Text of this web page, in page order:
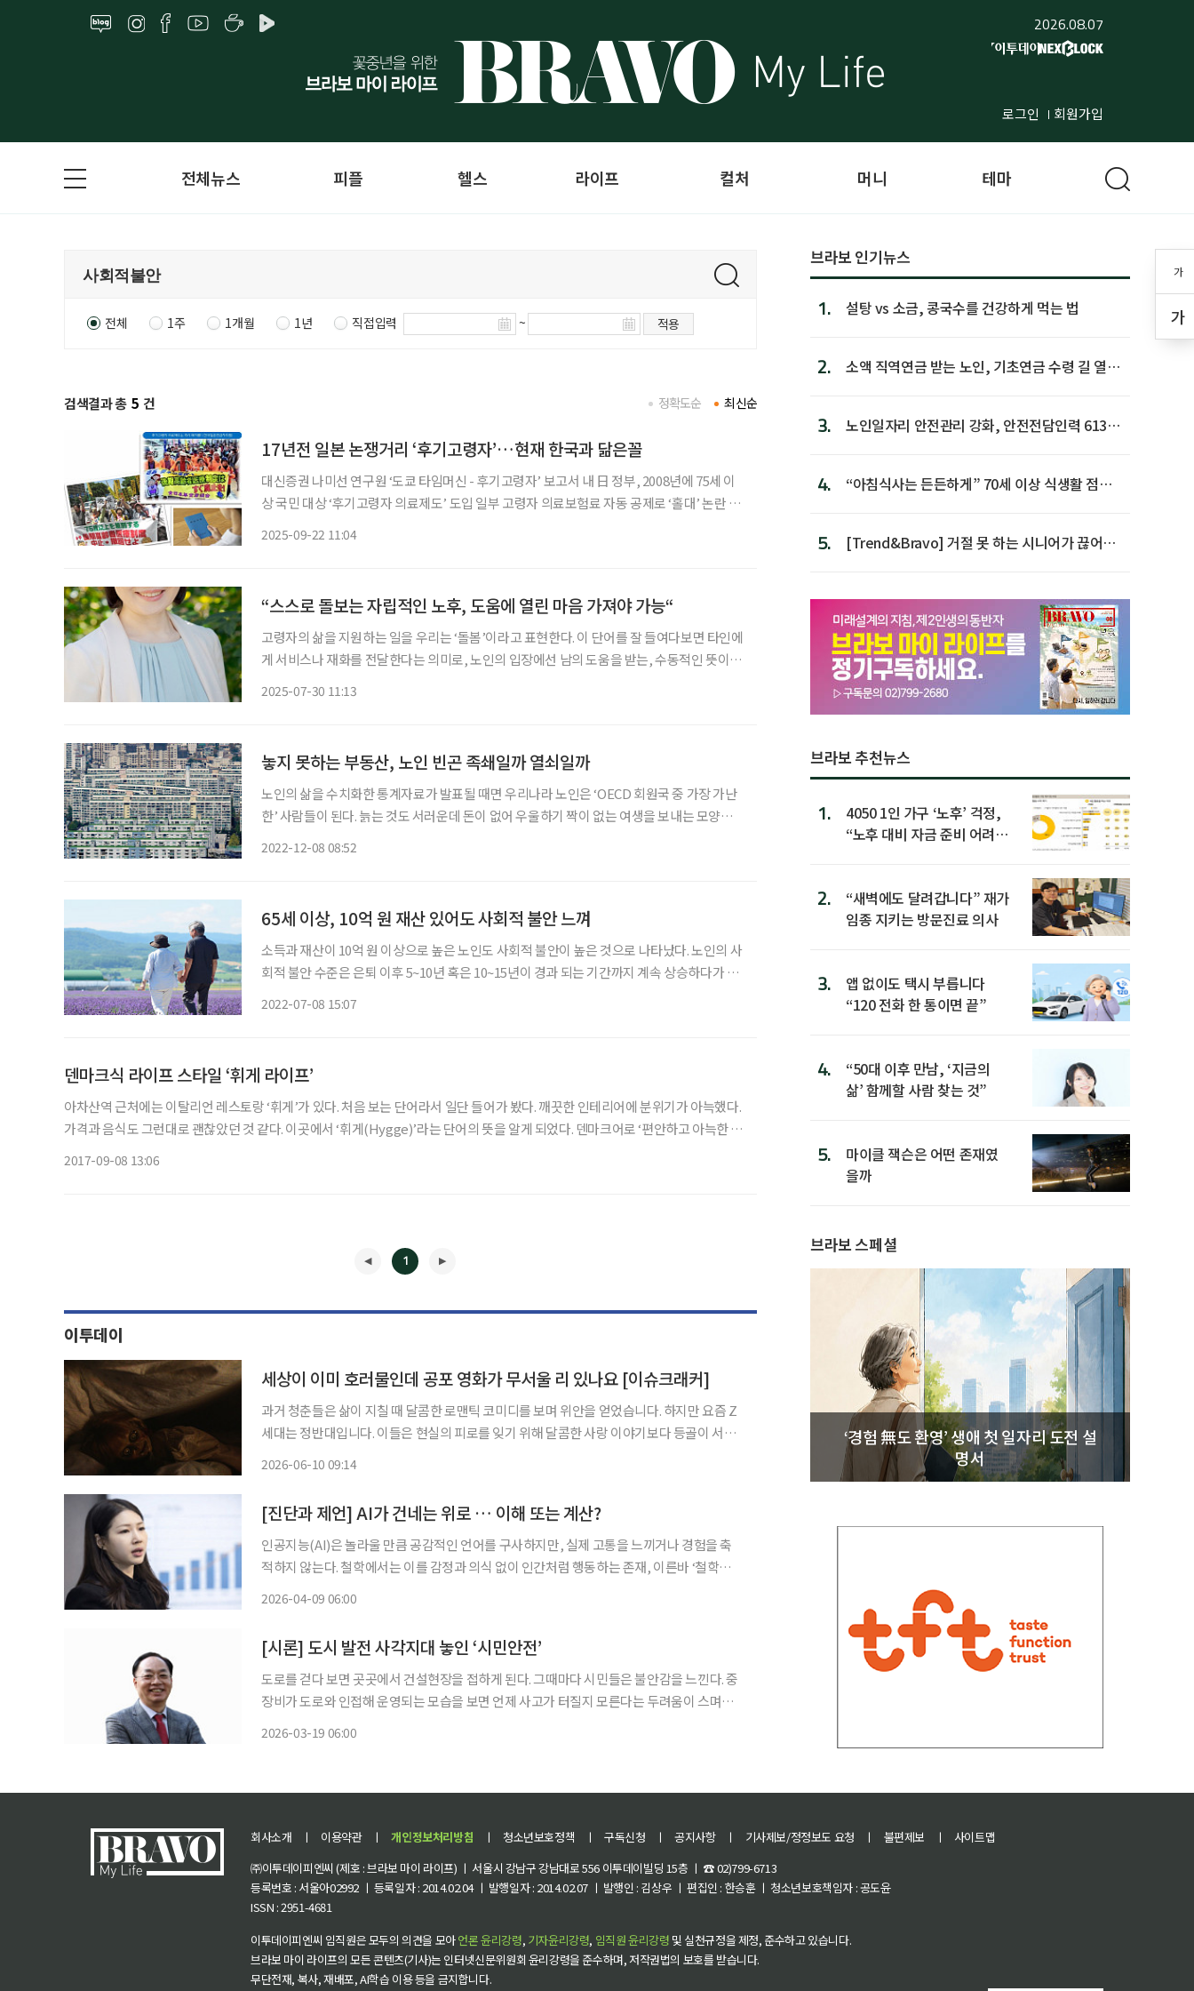
2026.08.07
로그인 회원가입
가
가
전체뉴스 피플 헬스 라이프 컬처 머니 테마
전체 1주 1개월 1년 직접입력 ~ 적용
검색결과 총 5 건 최신순
정확도순
17년전 일본 논쟁거리 ‘후기고령자’…현재 한국과 닮은꼴
대신증권 나미선 연구원 ‘도쿄 타임머신 - 후기고령자’ 보고서 내 日 정부, 2008년에 75세 이
상 국민 대상 ‘후기고령자 의료제도’ 도입 일부 고령자 의료보험료 자동 공제로 ‘홀대’ 논란 커
2025-09-22 11:04
“스스로 돌보는 자립적인 노후, 도움에 열린 마음 가져야 가능“
고령자의 삶을 지원하는 일을 우리는 ‘돌봄’이라고 표현한다. 이 단어를 잘 들여다보면 타인에
게 서비스나 재화를 전달한다는 의미로, 노인의 입장에선 남의 도움을 받는, 수동적인 뜻이
2025-07-30 11:13
놓지 못하는 부동산, 노인 빈곤 족쇄일까 열쇠일까
노인의 삶을 수치화한 통계자료가 발표될 때면 우리나라 노인은 ‘OECD 회원국 중 가장 가난
한’ 사람들이 된다. 늙는 것도 서러운데 돈이 없어 우울하기 짝이 없는 여생을 보내는 모양새
2022-12-08 08:52
65세 이상, 10억 원 재산 있어도 사회적 불안 느껴
소득과 재산이 10억 원 이상으로 높은 노인도 사회적 불안이 높은 것으로 나타났다. 노인의 사
회적 불안 수준은 은퇴 이후 5~10년 혹은 10~15년이 경과 되는 기간까지 계속 상승하다가 이
2022-07-08 15:07
덴마크식 라이프 스타일 ‘휘게 라이프’
아차산역 근처에는 이탈리언 레스토랑 ‘휘게’가 있다. 처음 보는 단어라서 일단 들어가 봤다. 깨끗한 인테리어에 분위기가 아늑했다.
가격과 음식도 그런대로 괜찮았던 것 같다. 이곳에서 ‘휘게(Hygge)’라는 단어의 뜻을 알게 되었다. 덴마크어로 ‘편안하고 아늑한 상
2017-09-08 13:06
1
이투데이
세상이 이미 호러물인데 공포 영화가 무서울 리 있나요 [이슈크래커]
과거 청춘들은 삶이 지칠 때 달콤한 로맨틱 코미디를 보며 위안을 얻었습니다. 하지만 요즘 Z
세대는 정반대입니다. 이들은 현실의 피로를 잊기 위해 달콤한 사랑 이야기보다 등골이 서늘
2026-06-10 09:14
[진단과 제언] AI가 건네는 위로 … 이해 또는 계산?
인공지능(AI)은 놀라울 만큼 공감적인 언어를 구사하지만, 실제 고통을 느끼거나 경험을 축
적하지 않는다. 철학에서는 이를 감정과 의식 없이 인간처럼 행동하는 존재, 이른바 ‘철학적
2026-04-09 06:00
[시론] 도시 발전 사각지대 놓인 ‘시민안전’
도로를 걷다 보면 곳곳에서 건설현장을 접하게 된다. 그때마다 시민들은 불안감을 느낀다. 중
장비가 도로와 인접해 운영되는 모습을 보면 언제 사고가 터질지 모른다는 두려움이 스며든
2026-03-19 06:00
브라보 인기뉴스
1. 설탕 vs 소금, 콩국수를 건강하게 먹는 법
2.
소액 직역연금 받는 노인, 기초연금 수령 길 열린
3.
노인일자리 안전관리 강화, 안전전담인력 613명
4.
“아침식사는 든든하게” 70세 이상 식생활 점수
5.
[Trend&Bravo] 거절 못 하는 시니어가 끊어야
브라보 추천뉴스
1.
4050 1인 가구 ‘노후’ 걱정,
“노후 대비 자금 준비 어려
2.
“새벽에도 달려갑니다” 재가
임종 지키는 방문진료 의사
3.
앱 없이도 택시 부릅니다
“120 전화 한 통이면 끝”
4.
“50대 이후 만남, ‘지금의
삶’ 함께할 사람 찾는 것”
5.
마이클 잭슨은 어떤 존재였
을까
브라보 스페셜
‘경험 無도 환영’ 생애 첫 일자리 도전 설
명서
회사소개 ㅣ 이용약관 ㅣ 개인정보처리방침 ㅣ 청소년보호정책 ㅣ 구독신청 ㅣ 공지사항 ㅣ 기사제보/정정보도 요청 ㅣ 불편제보 ㅣ
사이트맵
㈜이투데이피엔씨 (제호 : 브라보 마이 라이프) ㅣ 서울시 강남구 강남대로 556 이투데이빌딩 15층 ㅣ ☎ 02)799-6713
등록번호 : 서울아02992 ㅣ 등록일자 : 2014.02.04 ㅣ 발행일자 : 2014.02.07 ㅣ 발행인 : 김상우 ㅣ 편집인 : 한승훈 ㅣ 청소년보호책임자 : 공도윤
ISSN : 2951-4681
이투데이피엔씨 임직원은 모두의 의견을 모아언론 윤리강령, 기자윤리강령, 임직원 윤리강령 및 실천규정을 제정, 준수하고 있습니다.
브라보 마이 라이프의 모든 콘텐츠(기사)는 인터넷신문위원회 윤리강령을 준수하며, 저작권법의 보호를 받습니다.
무단전재, 복사, 재배포, AI학습 이용 등을 금지합니다.